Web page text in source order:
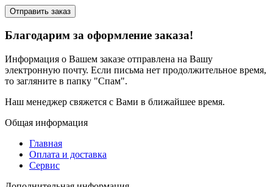
Отправить заказ
Благодарим за оформление заказа!
Информация о Вашем заказе отправлена на Вашу
электронную почту. Если письма нет продолжительное время,
то загляните в папку "Спам".
Наш менеджер свяжется с Вами в ближайшее время.
Общая информация
Главная
Оплата и доставка
Сервис